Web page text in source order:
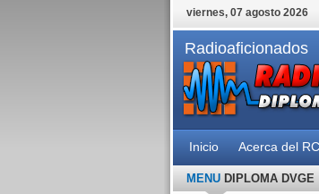
viernes, 07 agosto 2026
Radioaficionados
Inicio Acerca del
MENUDIPLOMA DVGE